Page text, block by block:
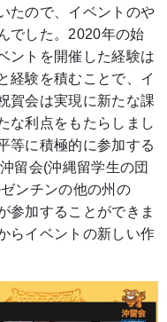
たので、イベントのや
でした。2020年の始
ントを開催した経験は
経験を積むことで、イ
賀会は実現に新たな課
な利点をもたらしまし
等に積極的に参加する
留会(沖縄留学生の団
ンチンの他の州の
参加することができま
らイベントの新しい作